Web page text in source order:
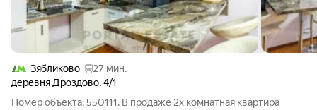
Зябликово
27 мин.
деревня Дроздово,4/1
Номер объекта: 550111. В продаже 2х комнатная квартира